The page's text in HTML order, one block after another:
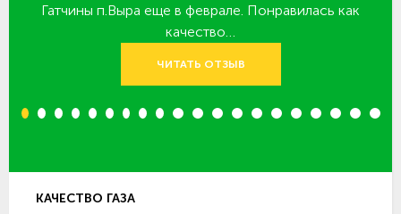
Гатчины п.Выра еще в феврале. Понравилась как
качество…
ЧИТАТЬ ОТЗЫВ
1 2 3 4 5 6 7 8 9 10 11 12 13 14 15 16 17 18 19 20
КАЧЕСТВО ГАЗА